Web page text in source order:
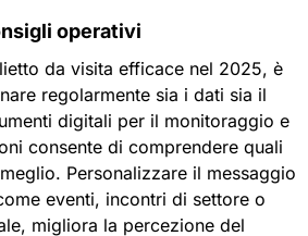
operativi
da visita efficace nel 2025, è
regolarmente sia i dati sia il
digitali per il monitoraggio e
consente di comprendere quali
Personalizzare il messaggio
eventi, incontri di settore o
migliora la percezione del